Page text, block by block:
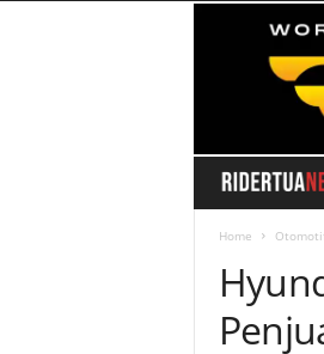
Home